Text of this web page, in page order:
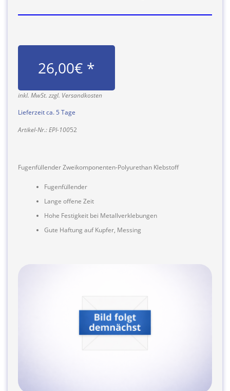
26,00€ *
inkl. MwSt. zzgl. Versandkosten
Lieferzeit ca. 5 Tage
Artikel-Nr.: EPI-10052
Fugenfüllender Zweikomponenten-Polyurethan Klebstoff
Fugenfüllender
Lange offene Zeit
Hohe Festigkeit bei Metallverklebungen
Gute Haftung auf Kupfer, Messing